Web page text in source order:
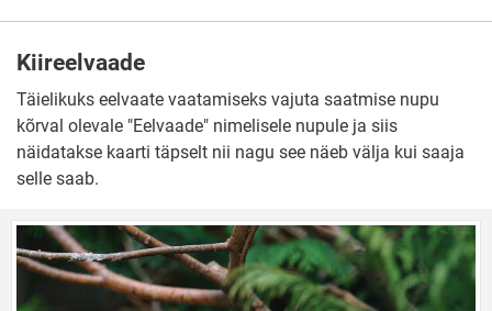
Kiireelvaade
Täielikuks eelvaate vaatamiseks vajuta saatmise nupu
kõrval olevale "Eelvaade" nimelisele nupule ja siis
näidatakse kaarti täpselt nii nagu see näeb välja kui saaja
selle saab.